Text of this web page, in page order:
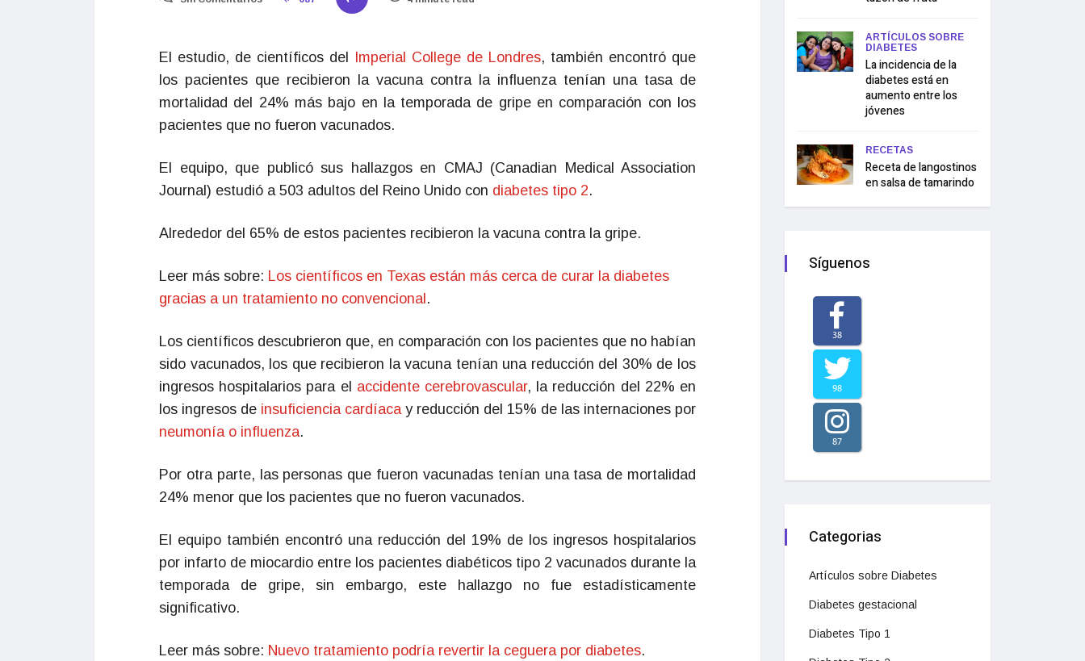
El estudio, de científicos del Imperial College de Londres, también encontró que
los pacientes que recibieron la vacuna contra la influenza tenían una tasa de
mortalidad del 24% más bajo en la temporada de gripe en comparación con los
pacientes que no fueron vacunados.
El equipo, que publicó sus hallazgos en CMAJ (Canadian Medical Association
Journal) estudió a 503 adultos del Reino Unido con diabetes tipo 2.
Alrededor del 65% de estos pacientes recibieron la vacuna contra la gripe.
Leer más sobre: Los científicos en Texas están más cerca de curar la diabetes
gracias a un tratamiento no convencional .
Los científicos descubrieron que, en comparación con los pacientes que no habían
sido vacunados, los que recibieron la vacuna tenían una reducción del 30% de los
ingresos hospitalarios para el accidente cerebrovascular, la reducción del 22% en
los ingresos de insuficiencia cardíacay reducción del 15% de las internaciones por
neumonía o influenza.
Por otra parte, las personas que fueron vacunadas tenían una tasa de mortalidad
24% menor que los pacientes que no fueron vacunados.
El equipo también encontró una reducción del 19% de los ingresos hospitalarios
por infarto de miocardio entre los pacientes diabéticos tipo 2 vacunados durante la
temporada de gripe, sin embargo, este hallazgo no fue estadísticamente
significativo.
Leer más sobre: Nuevo tratamiento podría revertir la ceguera por diabetes.
ARTÍCULOS SOBRE
DIABETES
La incidencia de la
diabetes está en
aumento entre los
jóvenes
RECETAS
Receta de langostinos
en salsa de tamarindo
Síguenos
38
98
87
Categorias
Artículos sobre Diabetes
Diabetes gestacional
Diabetes Tipo 1